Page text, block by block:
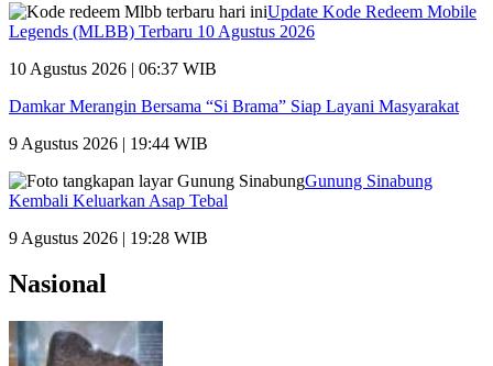
Update Kode Redeem Mobile
Legends (MLBB) Terbaru 10 Agustus 2026
10 Agustus 2026 | 06:37 WIB
Damkar Merangin Bersama “Si Brama” Siap Layani Masyarakat
9 Agustus 2026 | 19:44 WIB
Gunung Sinabung
Kembali Keluarkan Asap Tebal
9 Agustus 2026 | 19:28 WIB
Nasional